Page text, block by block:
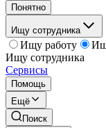
Понятно
Ищу сотрудника
Ищу работу
Ищу сотрудника
Сервисы
Помощь
Ещё
Поиск